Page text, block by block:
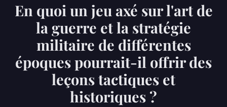
En quoi un jeu axé sur l'art de
la guerre et la stratégie
militaire de différentes
époques pourrait-il offrir des
leçons tactiques et
historiques ?